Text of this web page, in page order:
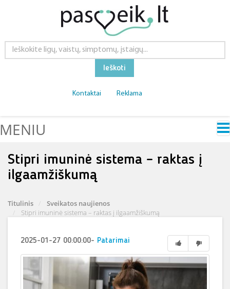
Ieškoti
Kontaktai Reklama
MENIU
Stipri imuninė sistema – raktas į
ilgaamžiškumą
Titulinis
Sveikatos naujienos
Stipri imuninė sistema – raktas į ilgaamžiškumą
2025-01-27 00:00:00- Patarimai